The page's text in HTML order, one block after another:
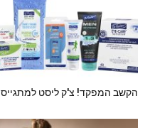
הקשב המפקד! צ'ק ליסט למתגייס